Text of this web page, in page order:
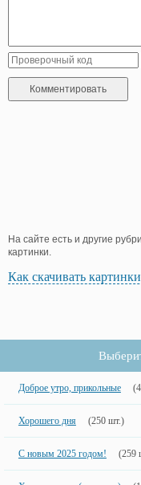
На сайте есть и другие
картинки.
Как скачивать
Доброе утро, прикольные
Хорошего дня (250 шт.)
С новым 2025 годом! (259